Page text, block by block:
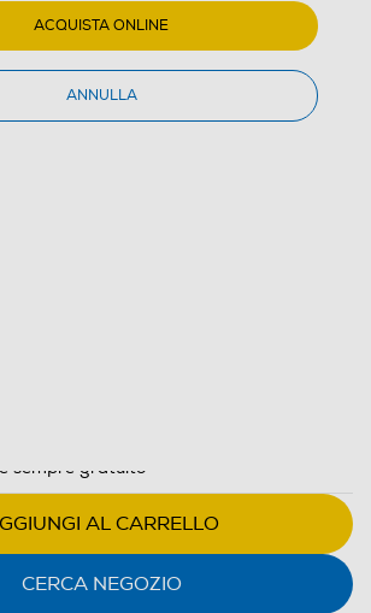
1/3
FROG
sempre gratuito
AL CARRELLO
CERCA NEGOZIO
ACQUISTA ONLINE
ANNULLA